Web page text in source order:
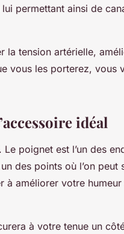
permettant ainsi de
la tension artérielle,
vous les porterez, vous
idéal
poignet est l’un des
des points où l’on peut
à améliorer votre
à votre tenue un